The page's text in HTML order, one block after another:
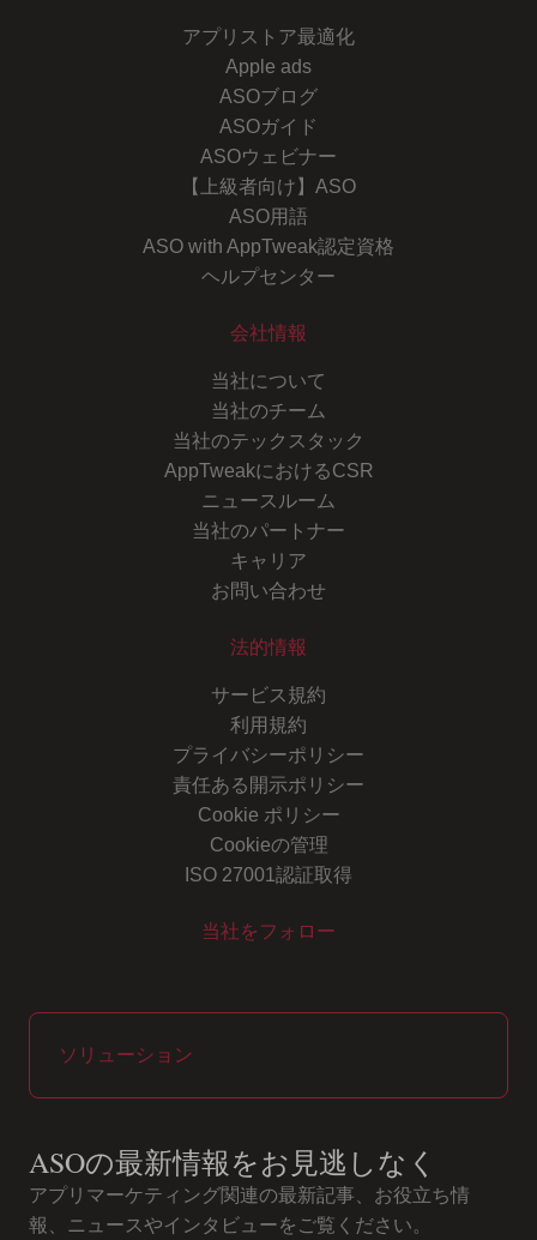
アプリストア最適化
Apple ads
ASOブログ
ASOガイド
ASOウェビナー
【上級者向け】ASO
ASO用語
ASO with AppTweak認定資格
ヘルプセンター
会社情報
当社について
当社のチーム
当社のテックスタック
AppTweakにおけるCSR
ニュースルーム
当社のパートナー
キャリア
お問い合わせ
法的情報
サービス規約
利用規約
プライバシーポリシー
責任ある開示ポリシー
Cookie ポリシー
Cookieの管理
ISO 27001認証取得
当社をフォロー
ソリューション
ASOの最新情報をお見逃しなく
アプリマーケティング関連の最新記事、お役立ち情
報、ニュースやインタビューをご覧ください。